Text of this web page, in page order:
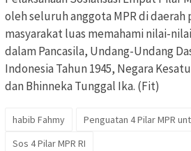
oleh seluruh anggota MPR di daerah
masyarakat luas memahami nilai-
dalam Pancasila, Undang-Undang
Indonesia Tahun 1945, Negara
dan Bhinneka Tunggal Ika. (Fit)
habib Fahmy
Penguatan 4 Pilar MPR
Sos 4 Pilar MPR RI